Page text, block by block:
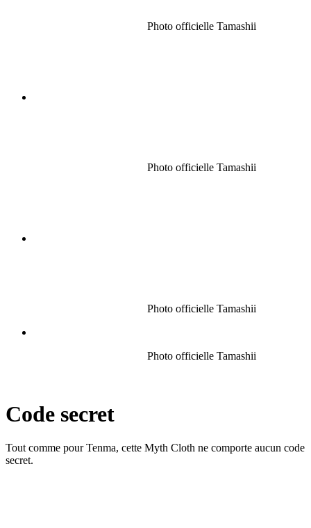
Photo officielle Tamashii
Photo officielle Tamashii
Photo officielle Tamashii
Photo officielle Tamashii
Code secret
Tout comme pour Tenma, cette Myth Cloth ne comporte aucun code
secret.